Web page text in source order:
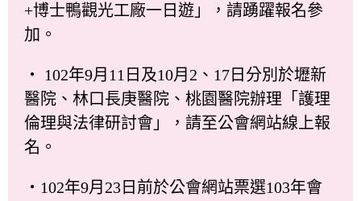
+博士鴨觀光工廠一日遊」，請踴躍報名參
加。
‧ 102年9月11日及10月2、17日分別於壢新
醫院、林口長庚醫院、桃園醫院辦理「護理
倫理與法律研討會」，請至公會網站線上報
名。
‧102年9月23日前於公會網站票選103年會